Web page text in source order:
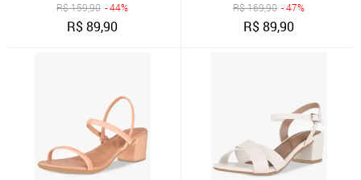
R$159,90 - 44%
R$89,90
R$169,90 - 47%
R$89,90